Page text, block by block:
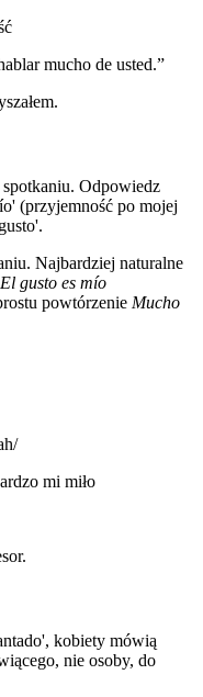
mucho de usted.”
Odpowiedz
(przyjemność po mojej
Najbardziej naturalne
El gusto es mío
powtórzenie Mucho
/
mi miło
kobiety mówią
nie osoby, do